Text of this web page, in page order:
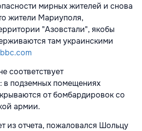
мирных жителей и снова
жители Мариуполя,
"Азовстали", якобы
там украинскими
соответствует
в подземных помещениях
от бомбардировок со
армии.
из отчета, пожаловался Шольцу